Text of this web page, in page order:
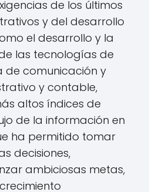
de los últimos
y del desarrollo
el desarrollo y la
las tecnologías de
de comunicación y
y contable,
altos índices de
de la información en
ha permitido tomar
decisiones,
ambiciosas metas,